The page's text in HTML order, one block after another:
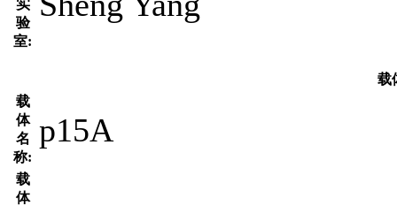
实
验
室:
载
载
体
名
称:
p15A
载
体